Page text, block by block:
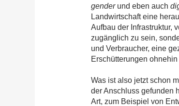
gender und eben auch
Landwirtschaft eine
Aufbau der Infrastruktur,
zugänglich zu sein,
und Verbraucher, eine
Erschütterungen
Was ist also jetzt schon
der Anschluss gefunden
Art, zum Beispiel von